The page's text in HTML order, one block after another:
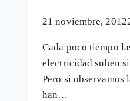
de
21 noviembre, 2012
Cada poco tiempo
electricidad suben
Pero si observamos
han…